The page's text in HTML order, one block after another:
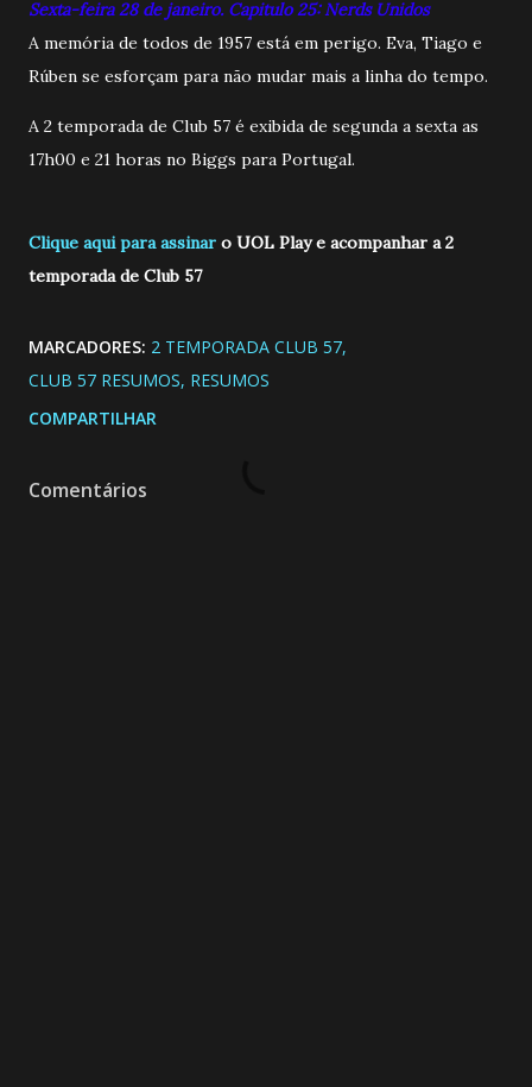
Sexta-feira 28 de janeiro. Capitulo 25: Nerds Unidos
A memória de todos de 1957 está em perigo. Eva, Tiago e
Rúben se esforçam para não mudar mais a linha do tempo.
A 2 temporada de Club 57 é exibida de segunda a sexta as
17h00 e 21 horas no Biggs para Portugal.
Clique aqui para assinar o UOL Play e acompanhar a 2
temporada de Club 57
MARCADORES: 2 TEMPORADA CLUB 57
CLUB 57 RESUMOS RESUMOS
COMPARTILHAR
Comentários